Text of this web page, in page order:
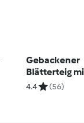
Gebackener
Blätterteig
Fenchel und
4.4 (56)